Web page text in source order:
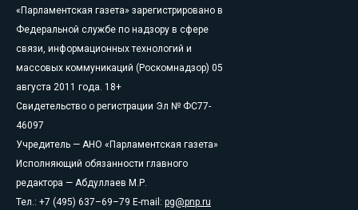
«Парламентская газета» зарегистрировано в
Федеральной службе по надзору в сфере
связи, информационных технологий и
массовых коммуникаций (Роскомнадзор) 05
августа 2011 года. 18+
Свидетельство о регистрации Эл № ФС77-
46097
Учредитель — АНО «Парламентская газета»
Исполняющий обязанности главного
редактора — Абдуллаев М.Р.
Тел.: +7 (495) 637–69–79 E-mail: pg@pnp.ru